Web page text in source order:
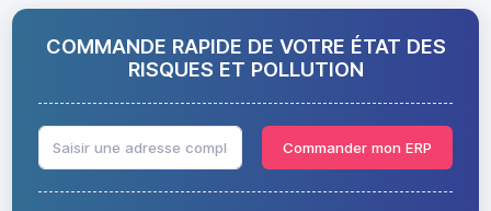
COMMANDE RAPIDE DE VOTRE ÉTAT DES
RISQUES ET POLLUTION
Commander mon ERP